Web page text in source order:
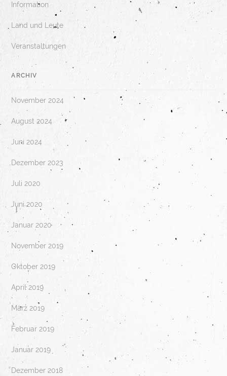
Information
Land und Leute
Veranstaltungen
ARCHIV
November 2024
August 2024
Juni 2024
Dezember 2023
Juli 2020
Juni 2020
Januar 2020
November 2019
Oktober 2019
April 2019
März 2019
Februar 2019
Januar 2019
Dezember 2018